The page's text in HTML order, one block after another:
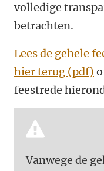
volledige
betrachten.
Lees de gehele
hier terug (pdf)
feestrede
Vanwege de